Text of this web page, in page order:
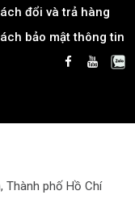
đổi và trả hàng
bảo mật thông tin
Thành phố Hồ Chí